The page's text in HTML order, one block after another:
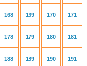
168 169 170 171
178 179 180 181
188 189 190 191